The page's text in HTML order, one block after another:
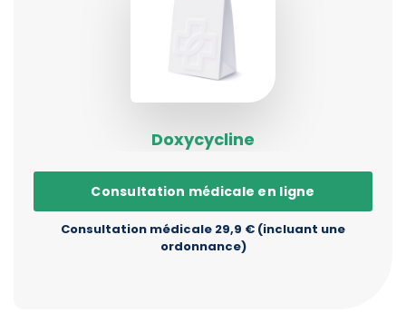
Doxycycline
Consultation médicale en ligne
Consultation médicale 29,9 € (incluant une
ordonnance)